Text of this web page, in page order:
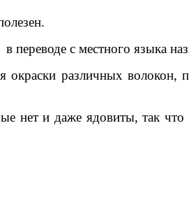
с местного языка
окраски различных волокон,
нет и даже ядовиты, так